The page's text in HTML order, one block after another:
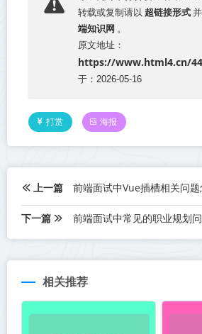
转载或复制请以 超链接形式
端知识网 。
原文地址：
https://www.html4.cn/
于：2026-05-16
打赏 海报
上一篇 前端面试中Vue插槽相关问题
下一篇 前端面试中常见的职业规划
相关推荐